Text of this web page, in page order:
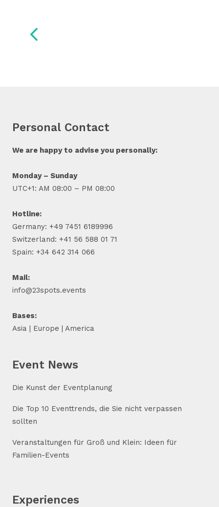
Personal Contact
We are happy to advise you personally:
Monday – Sunday
UTC+1: AM 08:00 – PM 08:00
Hotline:
Germany: +49 7451 6189996
Switzerland: +41 56 588 01 71
Spain: +34 642 314 066
Mail:
info@23spots.events
Bases:
Asia | Europe | America
Event News
Die Kunst der Eventplanung
Die Top 10 Eventtrends, die Sie nicht verpassen
sollten
Veranstaltungen für Groß und Klein: Ideen für
Familien-Events
Experiences